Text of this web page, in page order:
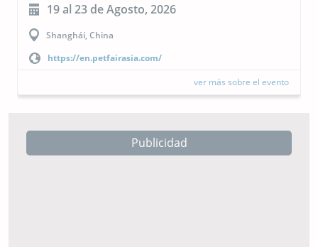
23 al 24 de Septiembre, 2026
Buenos Aires, Argentina
https://cipal.com.ar/?lang=es
ver más sobre el evento
Publicidad